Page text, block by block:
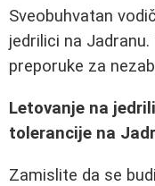
Sveobuhvatan
jedrilici na
preporuke za
Letovanje na
tolerancije na
Zamislite da se